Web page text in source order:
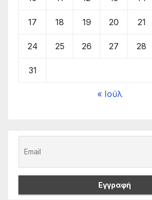
17 18 19 20 21
24 25 26 27 28
31
« Ιούλ